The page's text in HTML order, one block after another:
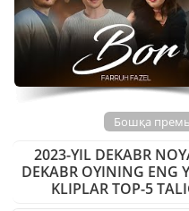
Бошқа
2023-YIL DEKABR
DEKABR OYINING ENG
KLIPLAR TOP-5